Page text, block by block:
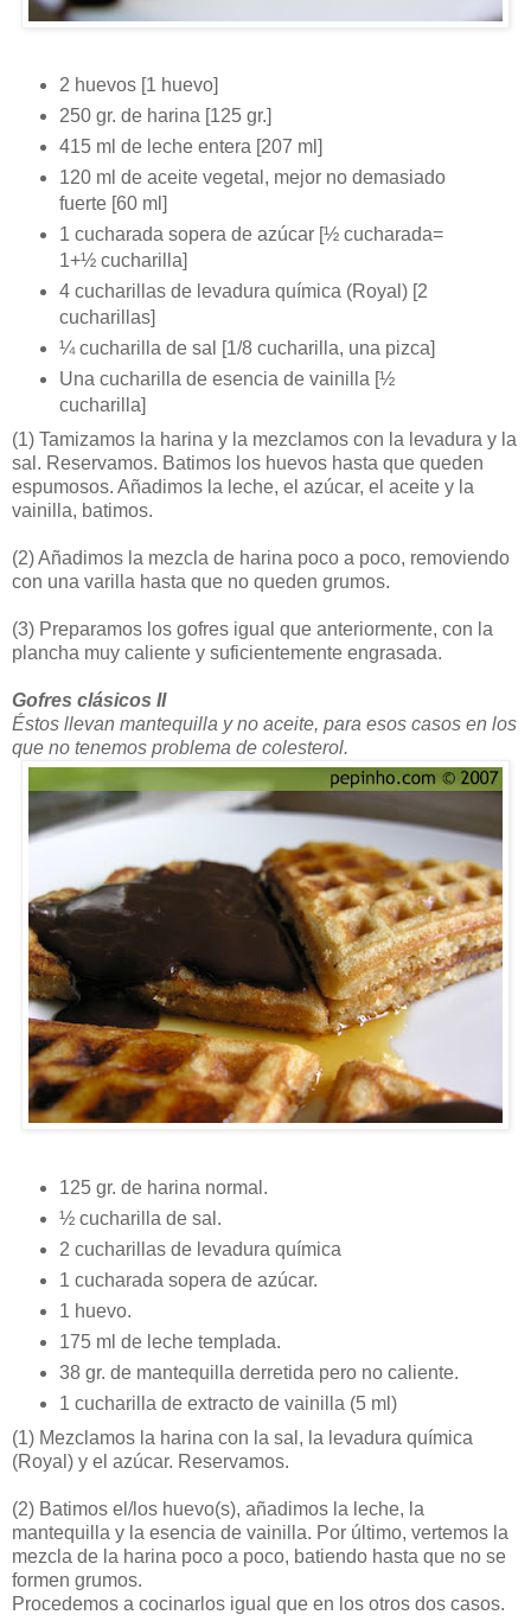
2 huevos [1 huevo]
250 gr. de harina [125 gr.]
415 ml de leche entera [207 ml]
120 ml de aceite vegetal, mejor no demasiado
fuerte [60 ml]
1 cucharada sopera de azúcar [½ cucharada=
1+½ cucharilla]
4 cucharillas de levadura química (Royal) [2
cucharillas]
¼ cucharilla de sal [1/8 cucharilla, una pizca]
Una cucharilla de esencia de vainilla [½
cucharilla]
(1) Tamizamos la harina y la mezclamos con la levadura y la
sal. Reservamos. Batimos los huevos hasta que queden
espumosos. Añadimos la leche, el azúcar, el aceite y la
vainilla, batimos.
(2)Añadimos la mezcla de harina poco a poco, removiendo
con una varilla hasta que no queden grumos.
(3) Preparamos los gofres igual que anteriormente, con la
plancha muy caliente y suficientemente engrasada.
Gofres clásicos II
Éstos llevan mantequilla y no aceite, para esos casos en los
que no tenemos problema de colesterol.
125 gr. de harina normal.
½ cucharilla de sal.
2 cucharillas de levadura química
1 cucharada sopera de azúcar.
1 huevo.
175 ml de leche templada.
38 gr. de mantequilla derretida pero no caliente.
1 cucharilla de extracto de vainilla (5 ml)
(1) Mezclamos la harina con la sal, la levadura química
(Royal) y el azúcar. Reservamos.
(2) Batimos el/los huevo(s), añadimos la leche, la
mantequilla y la esencia de vainilla. Por último, vertemos la
mezcla de la harina poco a poco, batiendo hasta que no se
formen grumos.
Procedemos a cocinarlos igual que en los otros dos casos.